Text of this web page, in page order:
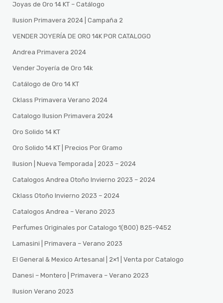
Joyas de Oro 14 KT – Catálogo
Ilusion Primavera 2024 | Campaña 2
VENDER JOYERÍA DE ORO 14K POR CATALOGO
Andrea Primavera 2024
Vender Joyería de Oro 14k
Catálogo de Oro 14 KT
Cklass Primavera Verano 2024
Catalogo Ilusion Primavera 2024
Oro Solido 14 KT
Oro Solido 14 KT | Precios Por Gramo
Ilusion | Nueva Temporada | 2023 – 2024
Catalogos Andrea Otoño Invierno 2023 – 2024
Cklass Otoño Invierno 2023 – 2024
Catalogos Andrea – Verano 2023
Perfumes Originales por Catalogo 1(800) 825-9452
Lamasini | Primavera – Verano 2023
El General & Mexico Artesanal | 2×1 | Venta por Catalogo
Danesi – Montero | Primavera – Verano 2023
Ilusion Verano 2023